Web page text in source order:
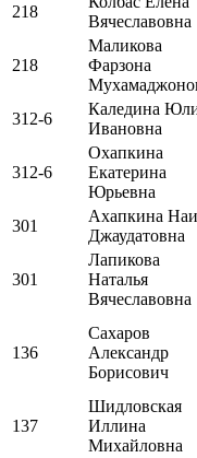
218
Вячеславовна
218
Маликова
Фарзона
312-6
Каледина
Ивановна
312-6
Охапкина
Екатерина
Юрьевна
301
Ахапкина
Джаудатовна
301
Лапикова
Наталья
Вячеславовна
136
Сахаров
Александр
Борисович
137
Шидловская
Иллина
Михайловна